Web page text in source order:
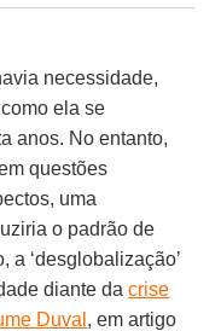
necessidade,
ela se
anos. No entanto,
questões
uma
o padrão de
a ‘desglobalização’
diante dacrise
Duval , em artigo